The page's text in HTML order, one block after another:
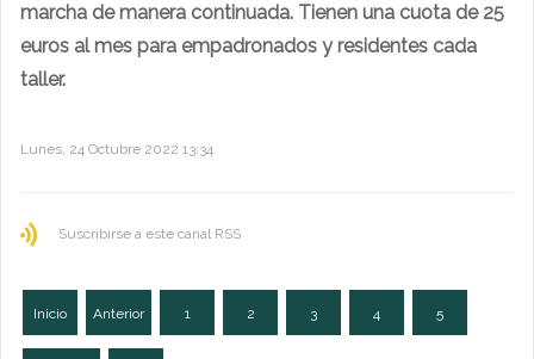
marcha de manera continuada. Tienen una cuota de 25
euros al mes para empadronados y residentes cada
taller.
Lunes, 24 Octubre 2022 13:34
Suscribirse a este canal RSS
Inicio Anterior 1 2 3 4 5